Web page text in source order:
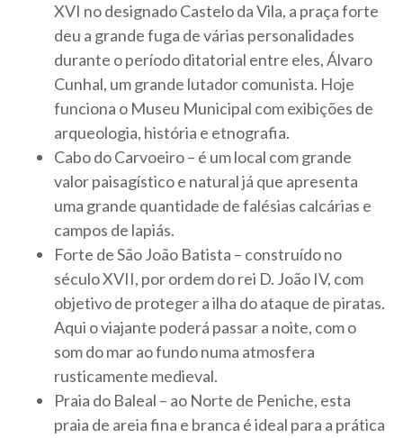
XVI no designado Castelo da Vila, a praça forte
deu a grande fuga de várias personalidades
durante o período ditatorial entre eles, Álvaro
Cunhal, um grande lutador comunista. Hoje
funciona o Museu Municipal com exibições de
arqueologia, história e etnografia.
Cabo do Carvoeiro – é um local com grande
valor paisagístico e natural já que apresenta
uma grande quantidade de falésias calcárias e
campos de lapiás.
Forte de São João Batista – construído no
século XVII, por ordem do rei D. João IV, com
objetivo de proteger a ilha do ataque de piratas.
Aqui o viajante poderá passar a noite, com o
som do mar ao fundo numa atmosfera
rusticamente medieval.
Praia do Baleal – ao Norte de Peniche, esta
praia de areia fina e branca é ideal para a prática